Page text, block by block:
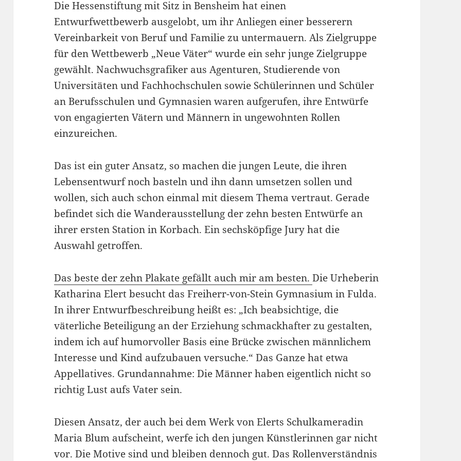
Die Hessenstiftung mit Sitz in Bensheim hat einen
Entwurfwettbewerb ausgelobt, um ihr Anliegen einer besserern
Vereinbarkeit von Beruf und Familie zu untermauern. Als Zielgruppe
für den Wettbewerb „Neue Väter“ wurde ein sehr junge Zielgruppe
gewählt. Nachwuchsgrafiker aus Agenturen, Studierende von
Universitäten und Fachhochschulen sowie Schülerinnen und Schüler
an Berufsschulen und Gymnasien waren aufgerufen, ihre Entwürfe
von engagierten Vätern und Männern in ungewohnten Rollen
einzureichen.
Das ist ein guter Ansatz, so machen die jungen Leute, die ihren
Lebensentwurf noch basteln und ihn dann umsetzen sollen und
wollen, sich auch schon einmal mit diesem Thema vertraut. Gerade
befindet sich die Wanderausstellung der zehn besten Entwürfe an
ihrer ersten Station in Korbach. Ein sechsköpfige Jury hat die
Auswahl getroffen.
Das beste der zehn Plakate gefällt auch mir am besten.Die Urheberin
Katharina Elert besucht das Freiherr-von-Stein Gymnasium in Fulda.
In ihrer Entwurfbeschreibung heißt es: „Ich beabsichtige, die
väterliche Beteiligung an der Erziehung schmackhafter zu gestalten,
indem ich auf humorvoller Basis eine Brücke zwischen männlichem
Interesse und Kind aufzubauen versuche.“ Das Ganze hat etwa
Appellatives. Grundannahme: Die Männer haben eigentlich nicht so
richtig Lust aufs Vater sein.
Diesen Ansatz, der auch bei dem Werk von Elerts Schulkameradin
Maria Blum aufscheint, werfe ich den jungen Künstlerinnen gar nicht
vor. Die Motive sind und bleiben dennoch gut. Das Rollenverständnis